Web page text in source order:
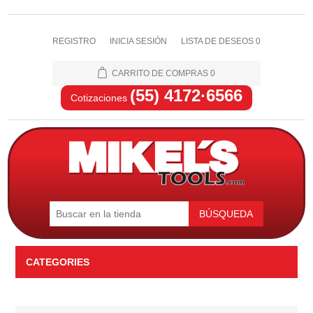
REGISTRO INICIA SESIÓN LISTA DE DESEOS 0
CARRITO DE COMPRAS 0
Cotizaciones (55) 4172·6566
BÚSQUEDA
CATEGORIES